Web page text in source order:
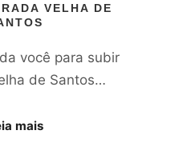
VELHA DE
você para subir
de Santos…
mais